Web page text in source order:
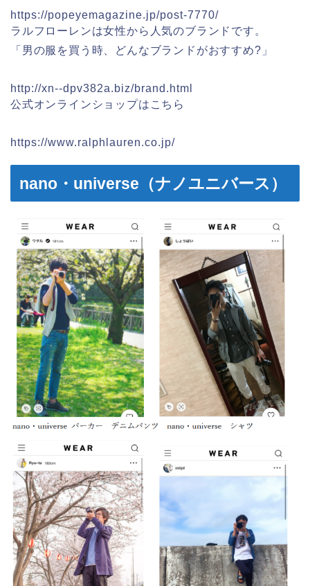
https://popeyemagazine.jp/post-7770/
ラルフローレンは女性から人気のブランドです。
「男の服を買う時、どんなブランドがおすすめ?」
http://xn--dpv382a.biz/brand.html
公式オンラインショップはこちら
https://www.ralphlauren.co.jp/
nano・universe（ナノユニバース）